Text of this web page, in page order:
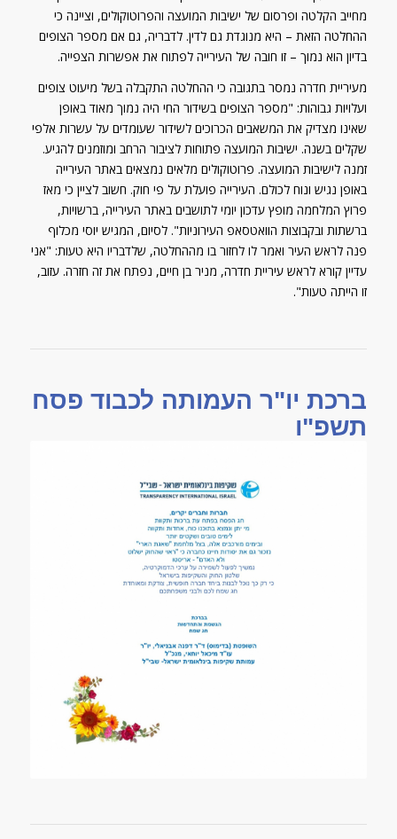
ההחלטה הזאת – היא מנוגדת גם לדין. לדבריה, גם אם מספר הצופים
בדיון הוא נמוך – זו חובה של העירייה לפתוח את אפשרות הצפייה.
ועלויות גבוהות: "מספר הצופים בשידור החי היה נמוך מאוד באופן
שאינו מצדיק את המשאבים הכרוכים לשידור שעומדים על עשרות אלפי
שקלים בשנה. ישיבות המועצה פתוחות לציבור הרחב ומוזמנים להגיע.
זמנה לישיבות המועצה. פרוטוקולים מלאים נמצאים באתר העירייה
באופן נגיש ונוח לכולם. העירייה פועלת על פי חוק. חשוב לציין כי מאז
פרוץ המלחמה מופץ עדכון יומי לתושבים באתר העירייה, ברשויות,
ברשתות ובקבוצות הוואטסאפ העירוניות". לסיום, המגיש יוסי מכלוף
פנה לראש העיר ואמר לו לחזור בו מההחלטה, שלדבריו היא טעות: "אני
עדיין קורא לראש עיריית חדרה, מניר בן חיים, נפתח את זה חזרה. עזוב,
זו הייתה טעות".
ברכת יו"ר העמותה לכבוד פסח
תשפ"ו